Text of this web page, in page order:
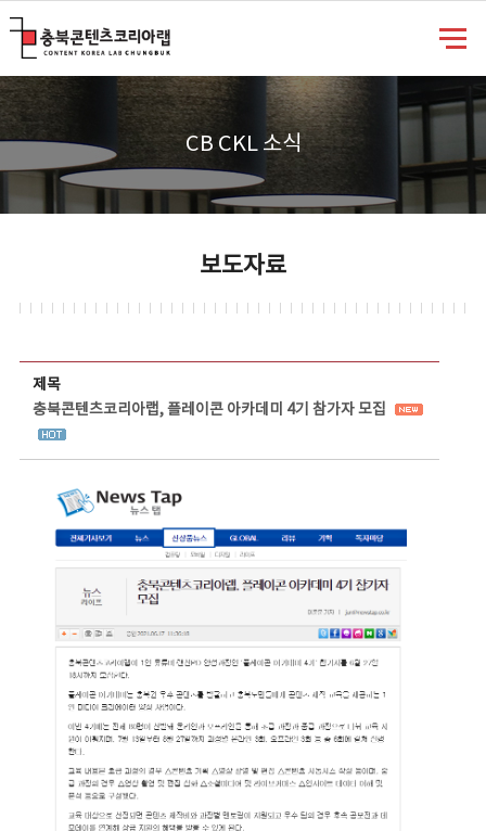
CB CKL 소식
보도자료
제목
충북콘텐츠코리아랩, 플레이콘 아카데미 4기 참가자 모집